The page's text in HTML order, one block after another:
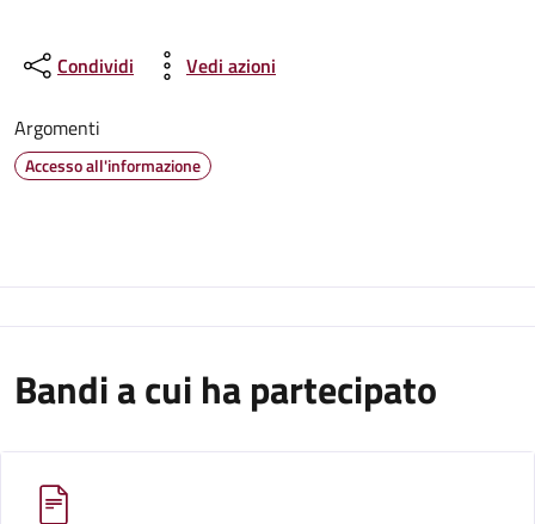
Condividi Vedi azioni
Argomenti
Accesso all'informazione
Bandi a cui ha partecipato